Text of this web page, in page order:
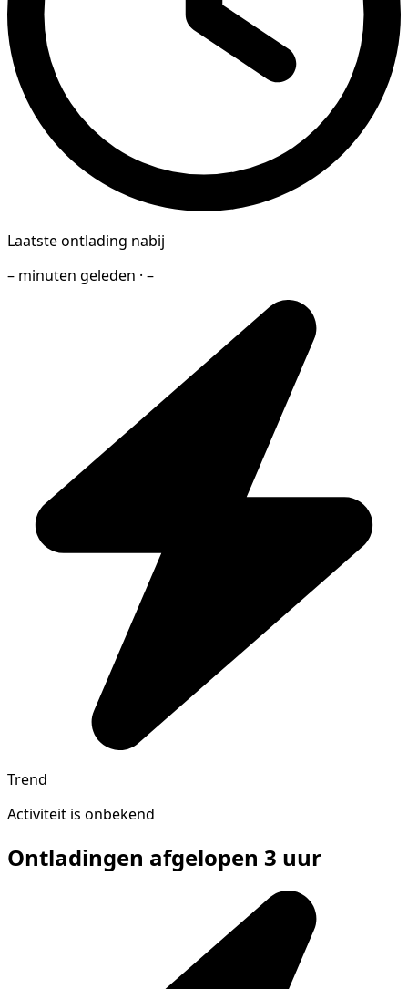
Laatste ontlading nabij
– minuten geleden · –
Trend
Activiteit is onbekend
Ontladingen afgelopen 3 uur